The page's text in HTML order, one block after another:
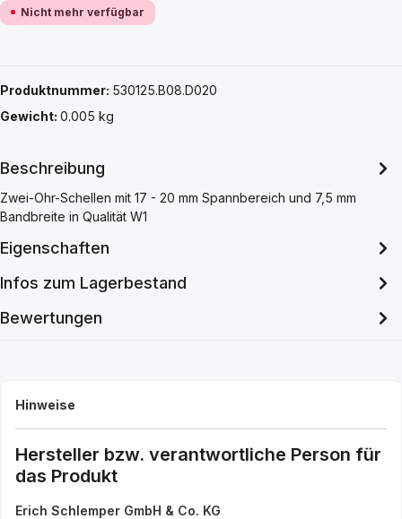
Nicht mehr verfügbar
Produktnummer: 530125.B08.D020
Gewicht: 0.005 kg
Beschreibung
Zwei-Ohr-Schellen mit 17 - 20 mm Spannbereich und 7,5 mm
Bandbreite in Qualität W1
Eigenschaften
Infos zum Lagerbestand
Bewertungen
Hinweise
Hersteller bzw. verantwortliche Person für
das Produkt
Erich Schlemper GmbH & Co. KG